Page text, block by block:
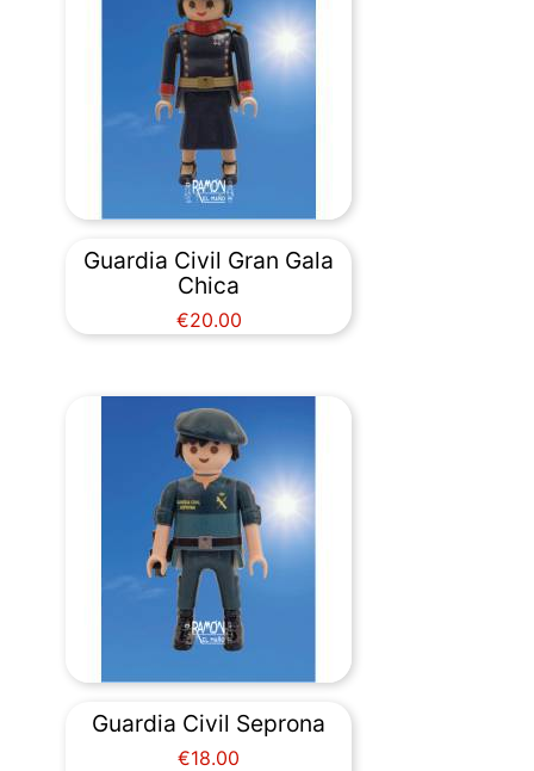
Guardia Civil Gran Gala
Chica
Price
€20.00
Guardia Civil Seprona
Price
€18.00